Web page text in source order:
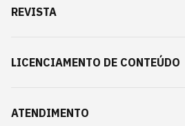
REVISTA
LICENCIAMENTO DE CONTEÚDO
ATENDIMENTO